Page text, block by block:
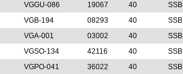
VGGU-086 19067 40 SSB
VGB-194 08293 40 SSB
VGA-001 03002 40 SSB
VGSO-134 42116 40 SSB
VGPO-041 36022 40 SSB